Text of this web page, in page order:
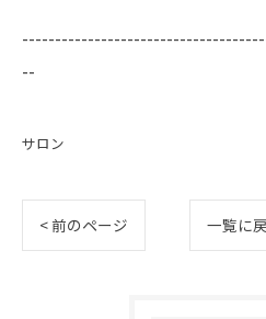
--
サロン
< 前のページ 一覧に